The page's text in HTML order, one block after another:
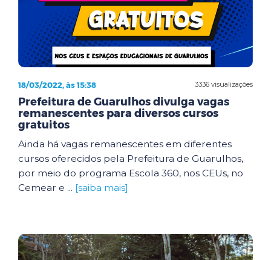
3336 visualizações
18/03/2022, às 15:38
Prefeitura de Guarulhos divulga vagas
remanescentes para diversos cursos
gratuitos
Ainda há vagas remanescentes em diferentes
cursos oferecidos pela Prefeitura de Guarulhos,
por meio do programa Escola 360, nos CEUs, no
Cemear e ... [saiba mais]